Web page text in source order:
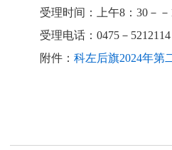
受理时间：上午8：30－
受理电话：0475－5212114
附件： 科左后旗2024年第